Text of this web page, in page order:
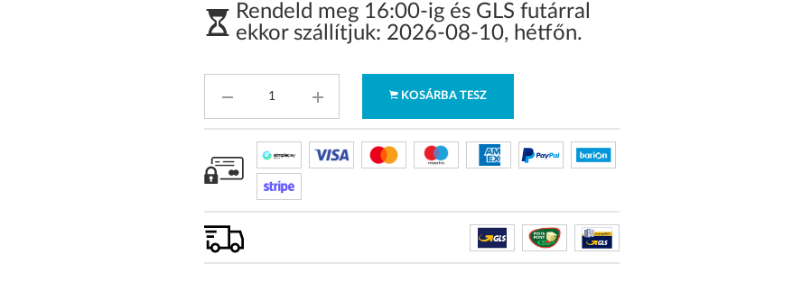
Rendeld meg 16:00-ig és GLS futárral
ekkor szállítjuk: 2026-08-10, hétfőn.
KOSÁRBA TESZ